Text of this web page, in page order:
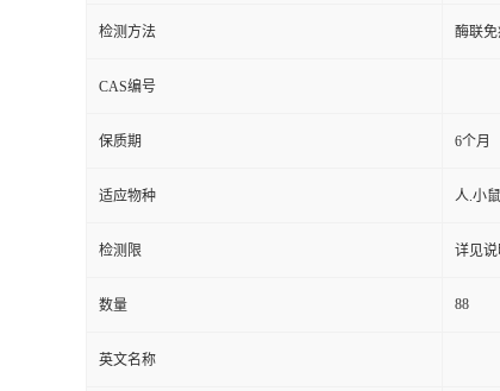
检测方法 酶联
CAS编号
保质期 6个月
适应物种 人.小
检测限 详见
数量 88
英文名称